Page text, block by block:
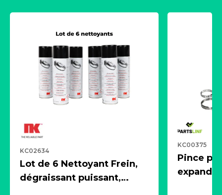
KC02634
Lot de 6 Nettoyant Frein,
dégraissant puissant,
KC00375
Pince